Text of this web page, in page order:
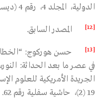
الدولية، المجلد 4، رقم 4 (ديسمبر 2000م).
[12] المصدر السابق.
[13]
حسن هوركوج:
في عصر ما بعد الحداثة: